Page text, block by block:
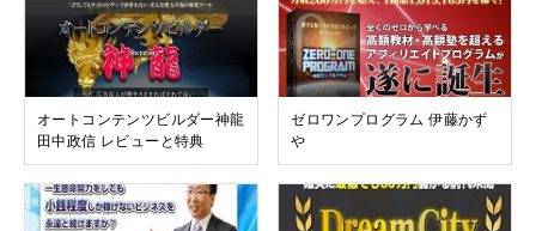
オートコンテンツビルダー神龍
田中政信 レビューと特典
ゼロワンプログラム 伊藤かず
や